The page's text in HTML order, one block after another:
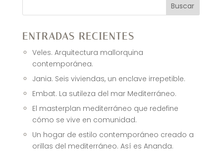
Buscar
ENTRADAS RECIENTES
Veles. Arquitectura mallorquina
contemporánea.
Jania. Seis viviendas, un enclave irrepetible.
Embat. La sutileza del mar Mediterráneo.
El masterplan mediterráneo que redefine
cómo se vive en comunidad.
Un hogar de estilo contemporáneo creado a
orillas del mediterráneo. Así es Ananda.